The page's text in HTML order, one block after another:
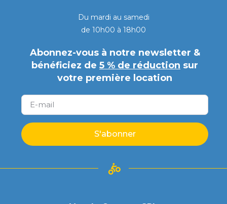
Du mardi au samedi
de 10h00 à 18h00
Abonnez-vous à notre newsletter &
bénéficiez de 5 % de réduction sur
votre première location
S'abonner